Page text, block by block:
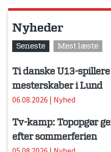
Nyheder
Seneste Mest læste
Ti danske U13-
mesterskaber i Lund
06.08.2026 | Nyhed
Tv-kamp: Topopgør
efter sommerferien